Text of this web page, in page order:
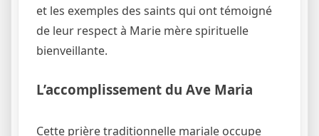
et les exemples des saints qui ont témoigné
de leur respect à Marie mère spirituelle
bienveillante.
L’accomplissement du Ave Maria
Cette prière traditionnelle mariale occupe